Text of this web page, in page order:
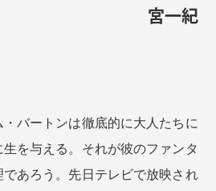
宮一紀
バートンは徹底的に大人たちに
を与える。それが彼のファンタ
あろう。先日テレビで放映され